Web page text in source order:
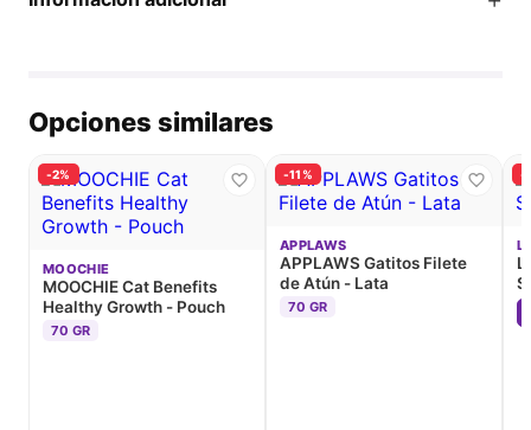
Opciones similares
-2%
MOOCHIE
MOOCHIE Cat Benefits
Healthy Growth - Pouch
70 GR
-11%
APPLAWS
APPLAWS Gatitos Filete
de Atún - Lata
70 GR
-